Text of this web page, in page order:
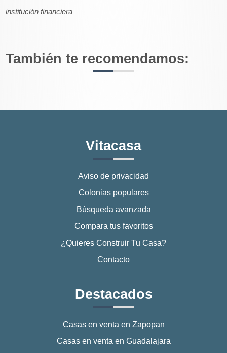
institución financiera
También te recomendamos:
Vitacasa
Aviso de privacidad
Colonias populares
Búsqueda avanzada
Compara tus favoritos
¿Quieres Construir Tu Casa?
Contacto
Destacados
Casas en venta en Zapopan
Casas en venta en Guadalajara